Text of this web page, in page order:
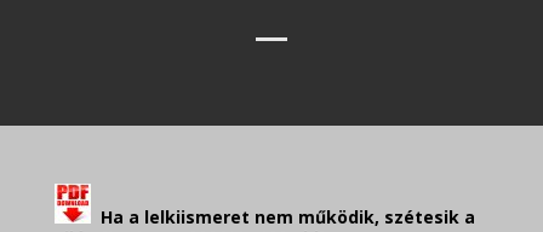
Ha a lelkiismeret nem működik, szétesik a